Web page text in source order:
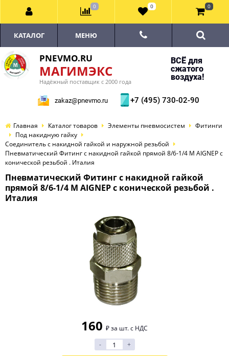
PNEVMO.RU
МАГИМЭКС
Надёжный поставщик с 2000 года
ВСЁ для
сжатого
воздуха!
zakaz@pnevmo.ru +7 (495) 730-02-90
КАТАЛОГ МЕНЮ
Главная Каталог товаров Элементы пневмосистем
Фитинги
Под накидную гайку
Соединитель с накидной гайкой и наружной резьбой
Пневматический Фитинг с накидной гайкой прямой 8/6-1/4 M AIGNEP с
конической резьбой . Италия
Пневматический Фитинг с накидной гайкой
прямой 8/6-1/4 M AIGNEP с конической резьбой .
Италия
160 ₽ за шт. с НДС
-
+
0 0 0